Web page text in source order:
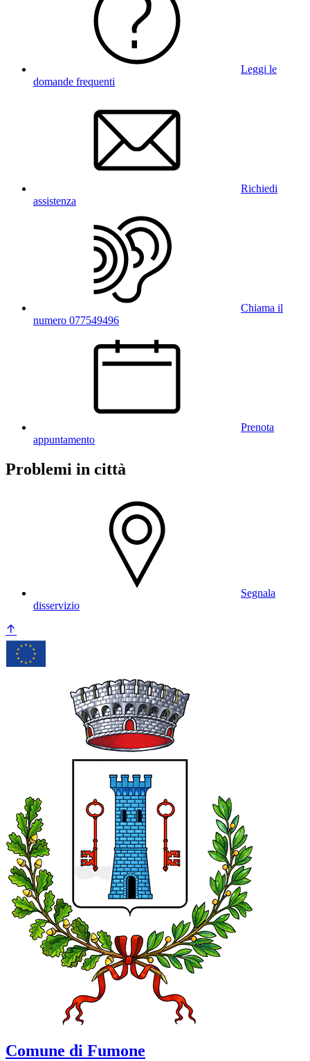
Leggi le
domande frequenti
Richiedi
assistenza
Chiama il
numero 077549496
Prenota
appuntamento
Problemi in città
Segnala
disservizio
Comune di Fumone